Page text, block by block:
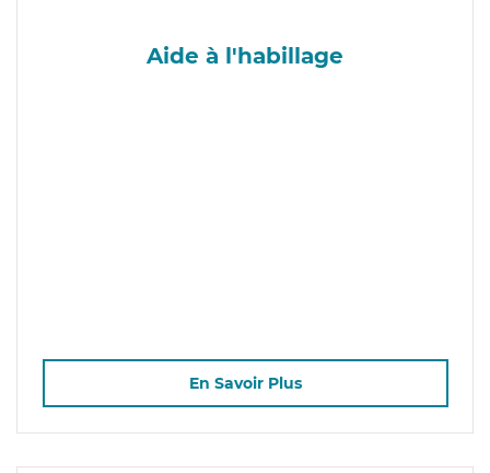
Aide à l'habillage
En Savoir Plus